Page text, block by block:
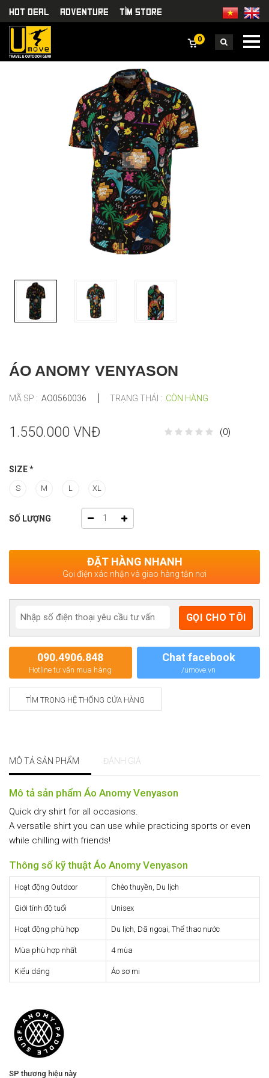
HOT DEAL Adventure TÌm Store
0
ÁO ANOMY VENYASON
MÃ SP : AO0560036 TRẠNG THÁI : CÒN HÀNG
1.550.000 VNĐ (0)
SIZE*
S M L XL
SỐ LƯỢNG
ĐẶT HÀNG NHANH
Gọi điện xác nhận và giao hàng tận nơi
090.4906.848
Hotline tư vấn mua hàng
Chat facebook
/umove.vn
TÌM TRONG HỆ THỐNG CỬA HÀNG
MÔ TẢ SẢN PHẨM ĐÁNH GIÁ
Mô tả sản phẩm Áo Anomy Venyason
Quick dry shirt for all occasions.
A versatile shirt you can use while practicing sports or even
while chilling with friends!
Thông số kỹ thuật Áo Anomy Venyason
Hoạt động Outdoor Chèo thuyền, Du lịch
Giới tính độ tuổi Unisex
Hoạt động phù hợp Du lịch, Dã ngoại, Thể thao nước
Mùa phù hợp nhất 4 mùa
Kiểu dáng Áo sơ mi
SP thương hiệu này